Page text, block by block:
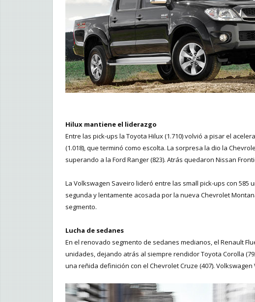
Hilux mantiene el liderazgo
Entre las pick-ups la Toyota Hilux (1.710) volvió a pisar el
(1.018), que terminó como escolta. La sorpresa la dio la
superando a la Ford Ranger (823). Atrás quedaron Nissan
La Volkswagen Saveiro lideró entre las small pick-ups con 585
segunda y lentamente acosada por la nueva Chevrolet
segmento.
Lucha de sedanes
En el renovado segmento de sedanes medianos, el Renault
unidades, dejando atrás al siempre rendidor Toyota Corolla
una reñida definición con el Chevrolet Cruze (407).